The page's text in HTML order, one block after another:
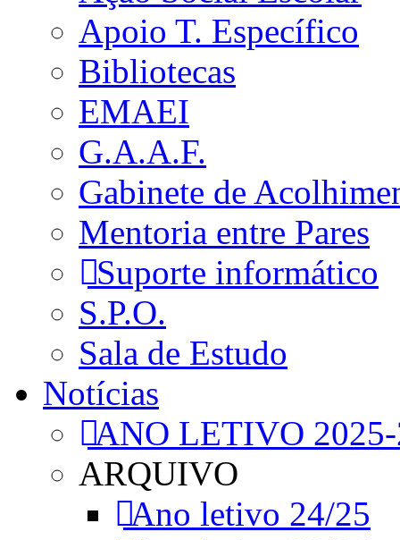
Apoio T. Específico
Bibliotecas
EMAEI
G.A.A.F.
Gabinete de
Mentoria entre Pares
Suporte informático
S.P.O.
Sala de Estudo
Notícias
ANO LETIVO
ARQUIVO
Ano letivo 24/25